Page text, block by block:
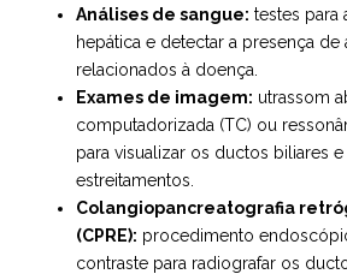
Análises de sangue: testes para
hepática e detectar a presença de
relacionados à doença.
Exames de imagem: utrassom
computadorizada (TC) ou
para visualizar os ductos biliares
estreitamentos.
Colangiopancreatografia
(CPRE): procedimento
contraste para radiografar os